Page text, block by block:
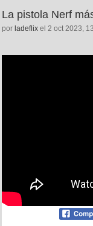
La pistola Nerf
por ladeflix el 2 oct 2023,